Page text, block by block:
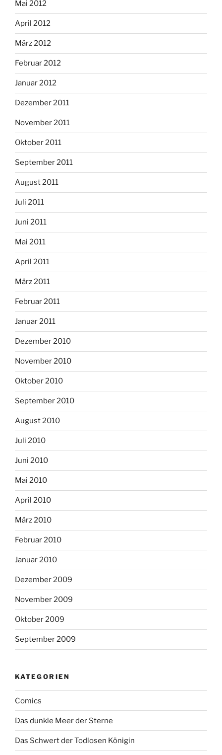
Mai 2012
April 2012
März 2012
Februar 2012
Januar 2012
Dezember 2011
November 2011
Oktober 2011
September 2011
August 2011
Juli 2011
Juni 2011
Mai 2011
April 2011
März 2011
Februar 2011
Januar 2011
Dezember 2010
November 2010
Oktober 2010
September 2010
August 2010
Juli 2010
Juni 2010
Mai 2010
April 2010
März 2010
Februar 2010
Januar 2010
Dezember 2009
November 2009
Oktober 2009
September 2009
KATEGORIEN
Comics
Das dunkle Meer der Sterne
Das Schwert der Todlosen Königin